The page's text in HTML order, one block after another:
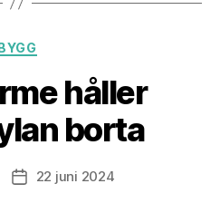
Kategorier
håller
borta
Inläggsdatum
22 juni 2024